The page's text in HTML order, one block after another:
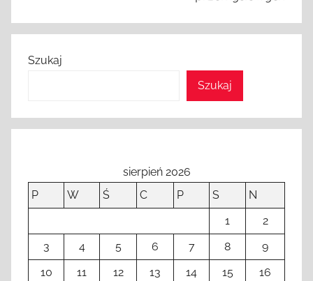
Szukaj
Szukaj
sierpień 2026
P
W Ś C P S
N
1
2
3
4 5 6 7 8
9
10
11 12 13 14 15
16